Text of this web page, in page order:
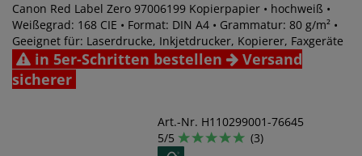
Canon Red Label Zero 97006199 Kopierpapier • hochweiß •
Weißegrad: 168 CIE • Format: DIN A4 • Grammatur: 80 g/m² •
Geeignet für: Laserdrucke, Inkjetdrucker, Kopierer, Faxgeräte
in 5er-Schritten bestellen
Versand
sicherer
Art.-Nr. H110299001-76645
5/5
(3)